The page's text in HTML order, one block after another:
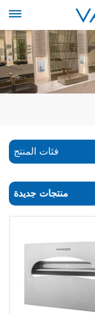
فئات المنتج
منتجات جديدة